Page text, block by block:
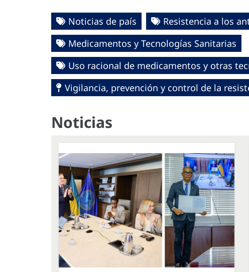
Noticias de país
Resistencia a los
Medicamentos y Tecnologías Sanitarias
Uso racional de medicamentos y otras
Vigilancia, prevención y control de la
Noticias